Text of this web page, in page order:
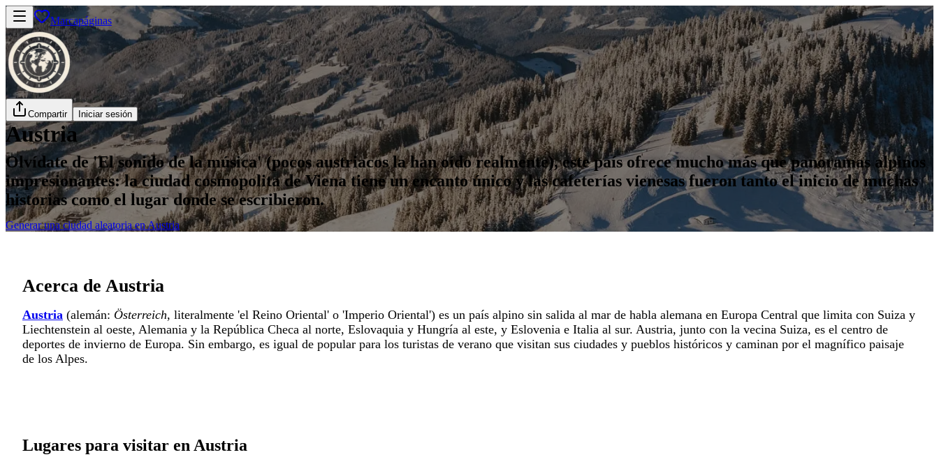
Marcapáginas
Compartir Iniciar sesión
Austria
Olvídate de 'El sonido de la música' (pocos austriacos la han oído realmente), este país ofrece mucho más que panoramas alpinos
impresionantes: la ciudad cosmopolita de Viena tiene un encanto único y las cafeterías vienesas fueron tanto el inicio de muchas
historias como el lugar donde se escribieron.
Generar una ciudad aleatoria en Austria
Acerca de Austria
Austria (alemán: Österreich, literalmente 'el Reino Oriental' o 'Imperio Oriental') es un país alpino sin salida al mar de habla alemana en Europa Central que limita con Suiza y
Liechtenstein al oeste, Alemania y la República Checa al norte, Eslovaquia y Hungría al este, y Eslovenia e Italia al sur. Austria, junto con la vecina Suiza, es el centro de
deportes de invierno de Europa. Sin embargo, es igual de popular para los turistas de verano que visitan sus ciudades y pueblos históricos y caminan por el magnífico paisaje
de los Alpes.
Lugares para visitar en Austria